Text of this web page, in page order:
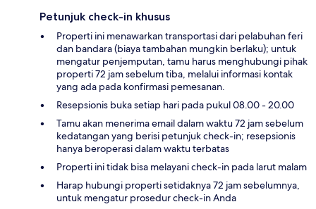
Petunjuk check-in khusus
Properti ini menawarkan transportasi dari pelabuhan feri
dan bandara (biaya tambahan mungkin berlaku); untuk
mengatur penjemputan, tamu harus menghubungi pihak
properti 72 jam sebelum tiba, melalui informasi kontak
yang ada pada konfirmasi pemesanan.
Resepsionis buka setiap hari pada pukul 08.00 - 20.00
Tamu akan menerima email dalam waktu 72 jam sebelum
kedatangan yang berisi petunjuk check-in; resepsionis
hanya beroperasi dalam waktu terbatas
Properti ini tidak bisa melayani check-in pada larut malam
Harap hubungi properti setidaknya 72 jam sebelumnya,
untuk mengatur prosedur check-in Anda